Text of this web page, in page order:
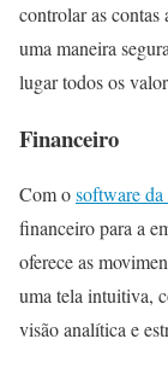
controlar as contas
uma maneira
lugar todos os
Financeiro
Com osoftware
financeiro para a
oferece as
uma tela intuitiva,
visão analítica e